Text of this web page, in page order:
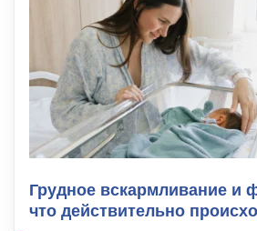
Грудное вскармливание и
что действительно